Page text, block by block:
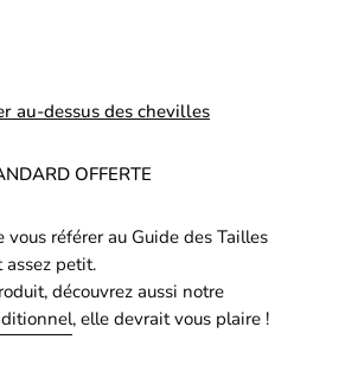
au-dessus des chevilles
OFFERTE
vous référer au Guide des Tailles
petit.
découvrez aussi notre
, elle devrait vous plaire !